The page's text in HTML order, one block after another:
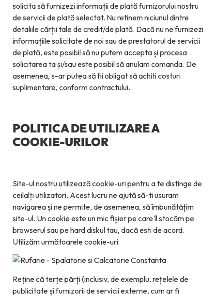
solicita să furnizezi informații de plată furnizorului nostru
de servicii de plată selectat. Nu retinem niciunul dintre
detaliile cărții tale de credit/de plată. Dacă nu ne furnizezi
informațiile solicitate de noi sau de prestatorul de servicii
de plată, este posibil să nu putem accepta și procesa
solicitarea ta și/sau este posibil să anulam comanda. De
asemenea, s-ar putea să fii obligat să achiti costuri
suplimentare, conform contractului.
POLITICA DE UTILIZARE A
COOKIE-URILOR
Site-ul nostru utilizează cookie-uri pentru a te distinge de
ceilalți utilizatori. Acest lucru ne ajută să-ti usuram
navigarea și ne permite, de asemenea, să îmbunătățim
site-ul. Un cookie este un mic fișier pe care îl stocăm pe
browserul sau pe hard diskul tau, dacă esti de acord.
Utilizăm următoarele cookie-uri:
Reține că terțe părți (inclusiv, de exemplu, rețelele de
publicitate și furnizorii de servicii externe, cum ar fi